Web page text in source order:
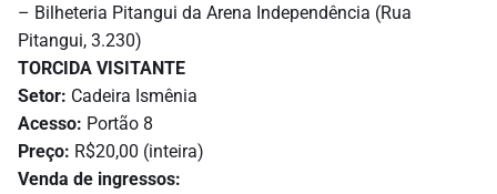
– Bilheteria Pitangui da Arena Independência (Rua
Pitangui, 3.230)
TORCIDA VISITANTE
Setor: Cadeira Ismênia
Acesso: Portão 8
Preço: R$20,00 (inteira)
Venda de ingressos: